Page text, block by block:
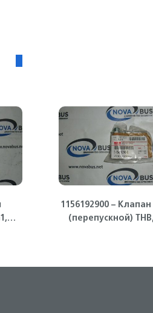
1156192900 –
(перепускной)